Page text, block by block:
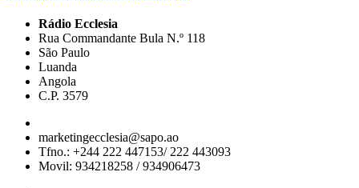
Rádio Ecclesia
Rua Commandante Bula N.º 118
São Paulo
Luanda
Angola
C.P. 3579
marketingecclesia@sapo.ao
Tfno.: +244 222 447153/ 222 443093
Movil: 934218258 / 934906473